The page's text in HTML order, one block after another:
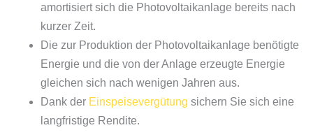
amortisiert sich die Photovoltaikanlage bereits nach
kurzer Zeit.
Die zur Produktion der Photovoltaikanlage benötigte
Energie und die von der Anlage erzeugte Energie
gleichen sich nach wenigen Jahren aus.
Dank der Einspeisevergütung sichern Sie sich eine
langfristige Rendite.